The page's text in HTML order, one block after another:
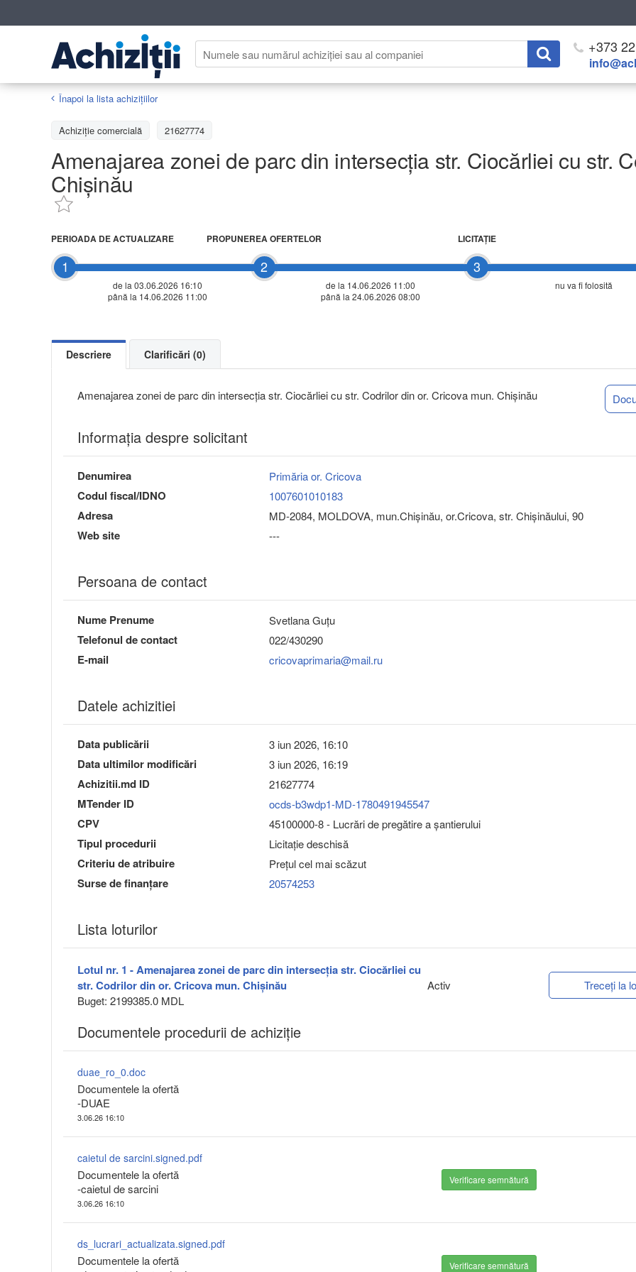
+373
Înapoi la lista achiziţiilor
Achizițiе comercială 21627774
Amenajarea zonei de parc din intersecția str. Ciocărliei cu str.
Chișinău
1
PERIOADA DE ACTUALIZARE
de la 03.06.2026 16:10
până la 14.06.2026 11:00
2
PROPUNEREA OFERTELOR
de la 14.06.2026 11:00
până la 24.06.2026 08:00
3
LICITAŢIE
nu va fi folosită
Descriere Clarificări (0)
Amenajarea zonei de parc din intersecția str. Ciocărliei cu str. Codrilor din or. Cricova mun. Chișinău
Informaţia despre solicitant
Denumirea Primăria or. Cricova
Codul fiscal/IDNO 1007601010183
Adresa MD-2084, MOLDOVA, mun.Chişinău, or.Cricova, str. Chișinăului, 90
Web site ---
Persoana de contact
Nume Prenume Svetlana Guțu
Telefonul de contact 022/430290
E-mail cricovaprimaria@mail.ru
Datele achizitiei
Data publicării 3 iun 2026, 16:10
Data ultimilor modificări 3 iun 2026, 16:19
Achizitii.md ID 21627774
MTender ID ocds-b3wdp1-MD-1780491945547
CPV 45100000-8 - Lucrări de pregătire a şantierului
Tipul procedurii Licitație deschisă
Criteriu de atribuire Preţul cel mai scăzut
Surse de finanțare 20574253
Lista loturilor
Lotul nr. 1 - Amenajarea zonei de parc din intersecția str. Ciocărliei cu
str. Codrilor din or. Cricova mun. Chișinău
Buget: 2199385.0 MDL
Activ Treceți la
Documentele procedurii de achiziție
duae_ro_0.doc
Documentele la ofertă
-DUAE
3.06.26 16:10
caietul de sarcini.signed.pdf
Documentele la ofertă
-caietul de sarcini
3.06.26 16:10
Verificare semnătură
ds_lucrari_actualizata.signed.pdf
Documentele la ofertă
Verificare semnătură